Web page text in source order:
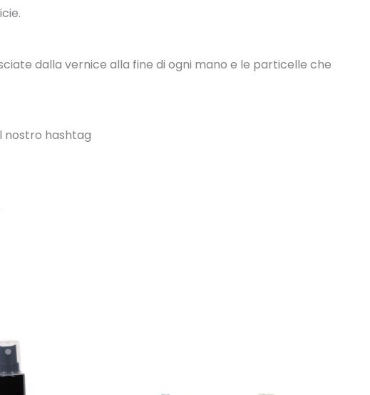
dalla vernice alla fine di ogni mano e le particelle che
nostro hashtag